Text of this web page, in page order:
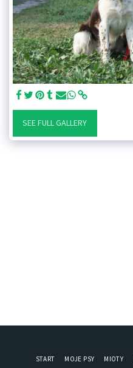
SEE FULL GALLERY
START MOJE PSY MIOTY